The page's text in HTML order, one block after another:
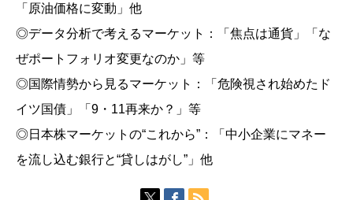
「原油価格に変動」他
◎データ分析で考えるマーケット：「焦点は通貨」「な
ぜポートフォリオ変更なのか」等
◎国際情勢から見るマーケット：「危険視され始めたド
イツ国債」「9・11再来か？」等
◎日本株マーケットの“これから”：「中小企業にマネー
を流し込む銀行と“貸しはがし”」他